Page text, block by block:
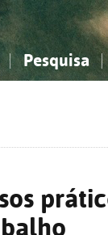
Pesquisa